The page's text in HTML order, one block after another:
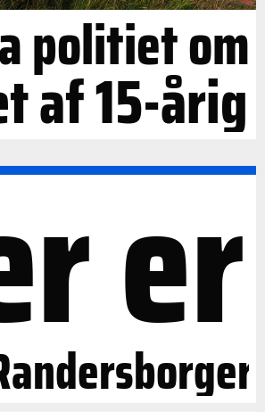
politiet om
af 15-årig
er